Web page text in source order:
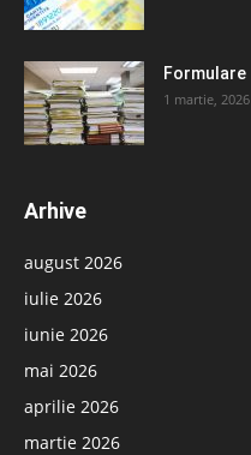
Formulare
1 martie, 2026
Arhive
august 2026
iulie 2026
iunie 2026
mai 2026
aprilie 2026
martie 2026